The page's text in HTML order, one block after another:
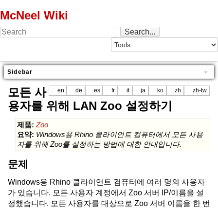
McNeel Wiki
Sidebar
en de es fr it ja ko zh zh-tw
모든 사
용자를 위해 LAN Zoo 설정하기
제품: Zoo
요약: Windows용 Rhino 클라이언트 컴퓨터에서 모든 사용
자를 위해 Zoo를 설정하는 방법에 대한 안내입니다.
문제
Windows용 Rhino 클라이언트 컴퓨터에 여러 명의 사용자
가 있습니다. 모든 사용자 계정에서 Zoo 서버 IP/이름을 설
정했습니다. 모든 사용자를 대상으로 Zoo 서버 이름을 한 번